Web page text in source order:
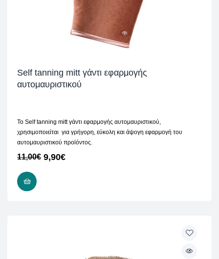
Self tanning mitt γάντι εφαρμογής
αυτομαυριστικού
Το Self tanning mitt γάντι εφαρμογής αυτομαυριστικού,
χρησιμοποιείται για γρήγορη, εύκολη και άψογη εφαρμογή του
αυτομαυριστικού προϊόντος.
11,00€ 9,90€